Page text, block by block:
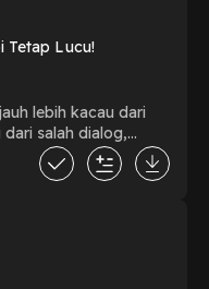
keluar dari status
Tetap Lucu!
lebih kacau dari
salah dialog,
semua pemain gak
momen paling kocak